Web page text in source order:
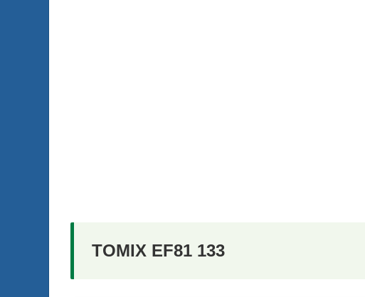
TOMIX EF81 133